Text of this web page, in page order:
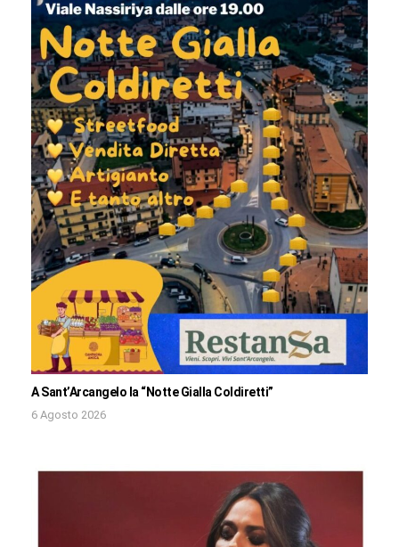
A Sant’Arcangelo la “Notte Gialla Coldiretti”
6 Agosto 2026